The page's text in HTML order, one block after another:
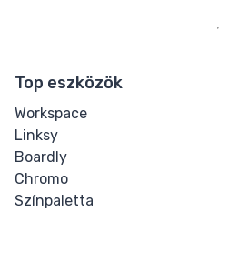
Top eszközök
Workspace
Linksy
Boardly
Chromo
Színpaletta